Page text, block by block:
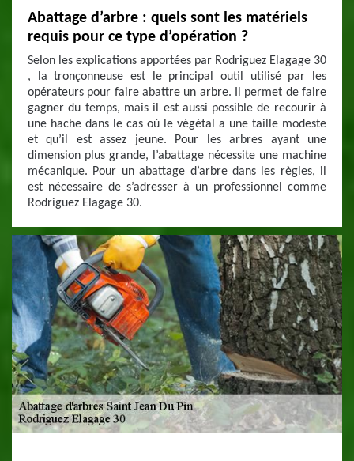
Abattage d’arbre : quels sont les matériels
requis pour ce type d’opération ?
Selon les explications apportées par Rodriguez Elagage 30
, la tronçonneuse est le principal outil utilisé par les
opérateurs pour faire abattre un arbre. Il permet de faire
gagner du temps, mais il est aussi possible de recourir à
une hache dans le cas où le végétal a une taille modeste
et qu’il est assez jeune. Pour les arbres ayant une
dimension plus grande, l’abattage nécessite une machine
mécanique. Pour un abattage d’arbre dans les règles, il
est nécessaire de s’adresser à un professionnel comme
Rodriguez Elagage 30.